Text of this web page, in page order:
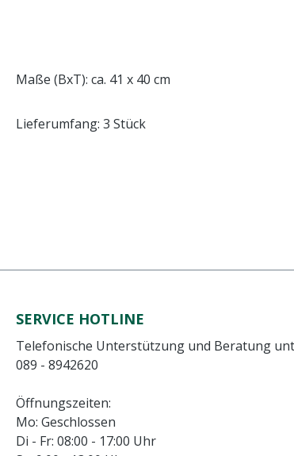
Maße (BxT): ca. 41 x 40 cm
Lieferumfang: 3 Stück
SERVICE HOTLINE
Telefonische Unterstützung und Beratung
089 - 8942620
Öffnungszeiten:
Mo: Geschlossen
Di - Fr: 08:00 - 17:00 Uhr